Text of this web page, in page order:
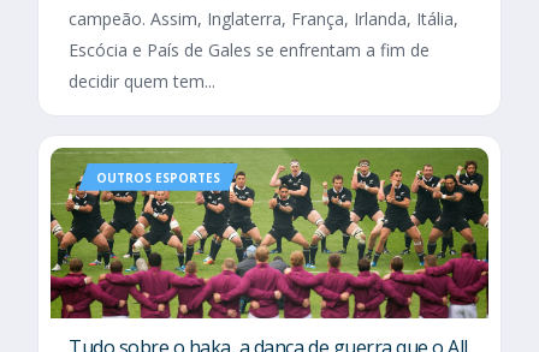
campeão. Assim, Inglaterra, França, Irlanda, Itália,
Escócia e País de Gales se enfrentam a fim de
decidir quem tem...
OUTROS ESPORTES
Tudo sobre o haka, a dança de guerra que o All